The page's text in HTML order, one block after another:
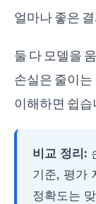
얼마나 좋은
둘 다 모델을
손실은 줄이는
이해하면 쉽습
비교 정리:
기준, 평가
정확도는